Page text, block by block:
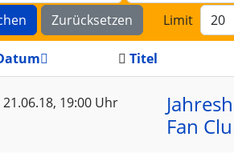
Zurücksetzen Limit
Titel
21.06.18, 19:00 Uhr
Fan